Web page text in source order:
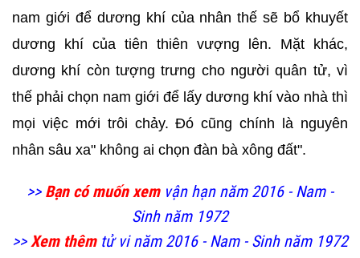
nam giới để dương khí của nhân thế sẽ bổ khuyết
dương khí của tiên thiên vượng lên. Mặt khác,
dương khí còn tượng trưng cho người quân tử, vì
thế phải chọn nam giới để lấy dương khí vào nhà thì
mọi việc mới trôi chảy. Đó cũng chính là nguyên
nhân sâu xa" không ai chọn đàn bà xông đất".
>> Bạn có muốn xemvận hạn năm 2016 - Nam -
Sinh năm 1972
>>Xem thêmtử vi năm 2016 - Nam - Sinh năm 1972